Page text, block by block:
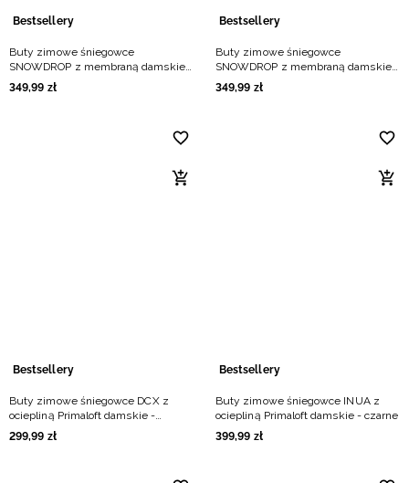
Bestsellery
Buty zimowe śniegowce
SNOWDROP z membraną damskie -
beżowe
349,99 zł
Bestsellery
Buty zimowe śniegowce
SNOWDROP z membraną damskie -
czarne
349,99 zł
Bestsellery
Buty zimowe śniegowce DCX z
ociepliną Primaloft damskie -
kremowe
299,99 zł
Bestsellery
Buty zimowe śniegowce INUA z
ociepliną Primaloft damskie - czarne
399,99 zł